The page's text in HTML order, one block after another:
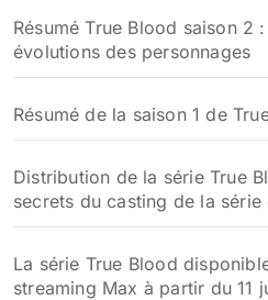
Résumé True Blood saison 2
évolutions des personnages
Résumé de la saison 1 de
Distribution de la série True
secrets du casting de la série
La série True Blood
streaming Max à partir du 11